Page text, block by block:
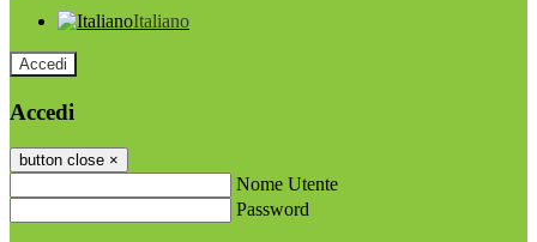
Italiano
Accedi
Accedi
button close ×
Nome Utente
Password